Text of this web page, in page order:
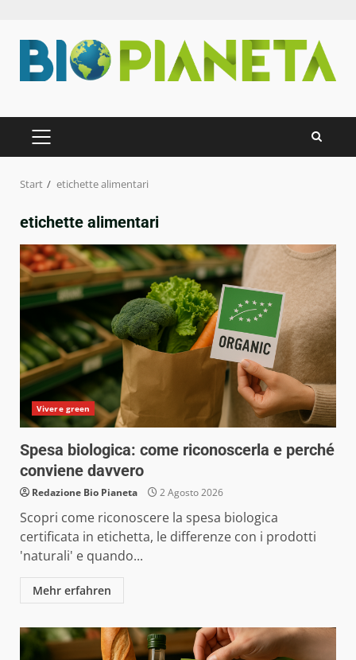
Inhalt
springen
PRIMÄRES
MENÜ
Start etichette alimentari
etichette alimentari
Vivere green
Spesa biologica: come riconoscerla e perché
conviene davvero
Redazione Bio Pianeta 2 Agosto 2026
Scopri come riconoscere la spesa biologica
certificata in etichetta, le differenze con i prodotti
'naturali' e quando...
Mehr erfahren